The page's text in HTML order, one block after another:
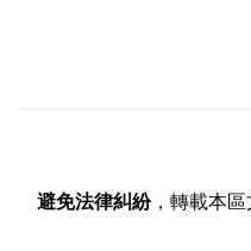
避免法律糾紛，轉載本區